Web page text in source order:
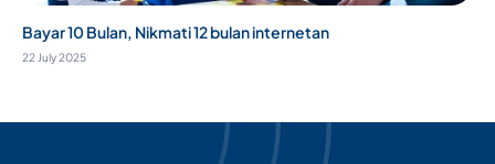
Bayar 10 Bulan, Nikmati 12 bulan internetan
22 July 2025